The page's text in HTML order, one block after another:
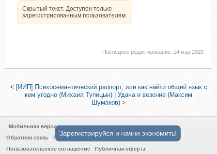
Скрытый текст. Доступен только
зарегистрированным пользователям.
Последнее редактирование: 14 мар 2020
< [ИИП] Психосемантический раппорт, или как найти общий язык с
кем угодно (Михаил Тупицын)
Удача и везение (Максим
Шумаков)>
Мобильная версия
Обратная связь
Политика конфиденциальности
Пользовательское соглашение
Публичная оферта
Зарегистрируйся и начни экономить!